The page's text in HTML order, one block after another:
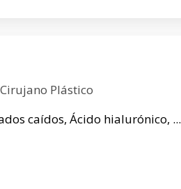
Plástico
caídos, Ácido hialurónico, ...